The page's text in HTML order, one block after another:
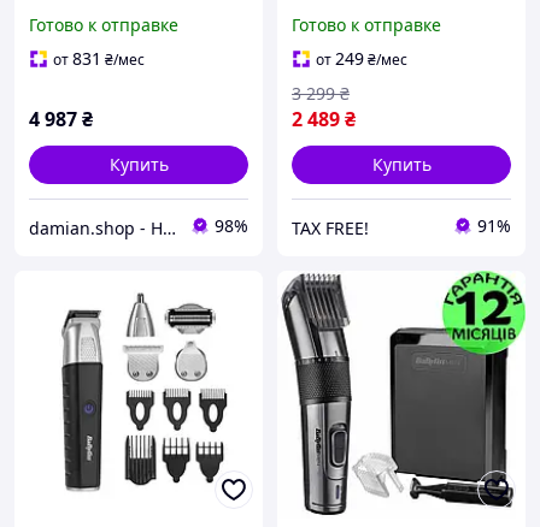
Готово к отправке
от831 ₴/мес
4 987₴
Купить
damian.shop - Найдется все! Техника и не только... 98%
Готово к отправке
от249₴/мес
2 489₴
3 299 ₴
Купить
TAX FREE! 91%